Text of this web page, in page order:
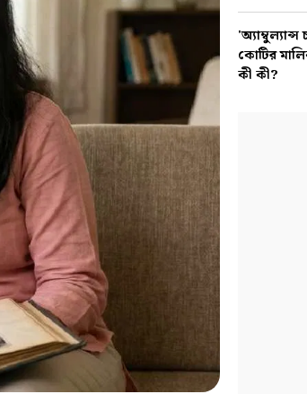
কোটির
কী কী?